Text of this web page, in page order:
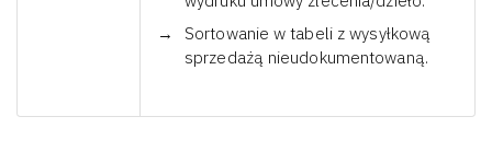
Sortowanie w tabeli z wysyłkową
sprzedażą nieudokumentowaną.